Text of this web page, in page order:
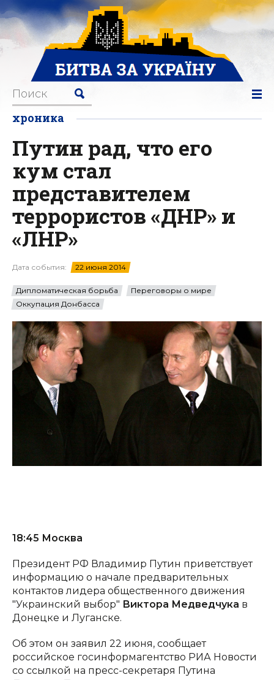
хроника
Путин рад, что его
кум стал
представителем
террористов «ДНР» и
«ЛНР»
Дата события: 22 июня 2014
Дипломатическая борьба
Переговоры о мире
Оккупация Донбасса
18:45 Москва
Президент РФ Владимир Путин приветствует
информацию о начале предварительных
контактов лидера общественного движения
"Украинский выбор" Виктора Медведчука в
Донецке и Луганске.
Об этом он заявил 22 июня, сообщает
российское госинформагентство РИА Новости
со ссылкой на пресс-секретаря Путина